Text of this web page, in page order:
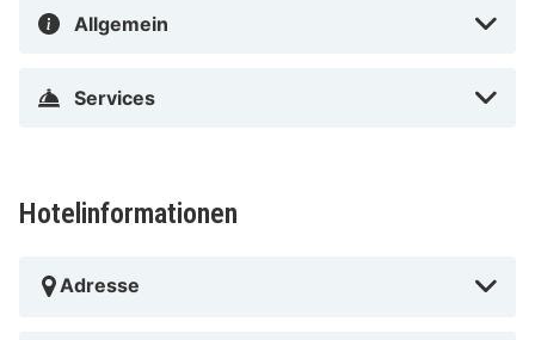
Allgemein
Services
Hotelinformationen
Adresse